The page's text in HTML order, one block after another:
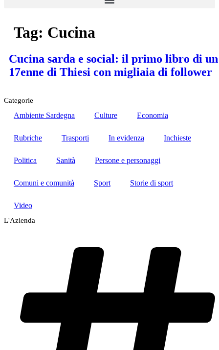
Tag: Cucina
Cucina sarda e social: il primo libro di un
17enne di Thiesi con migliaia di follower
Categorie
Ambiente Sardegna Culture Economia
Rubriche Trasporti In evidenza Inchieste
Politica Sanità Persone e personaggi
Comuni e comunità Sport Storie di sport
Video
L'Azienda